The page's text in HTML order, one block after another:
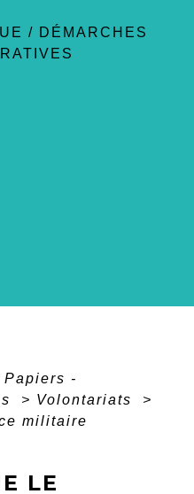
/ DÉMARCHES
Papiers -
> Volontariats
>
militaire
LE